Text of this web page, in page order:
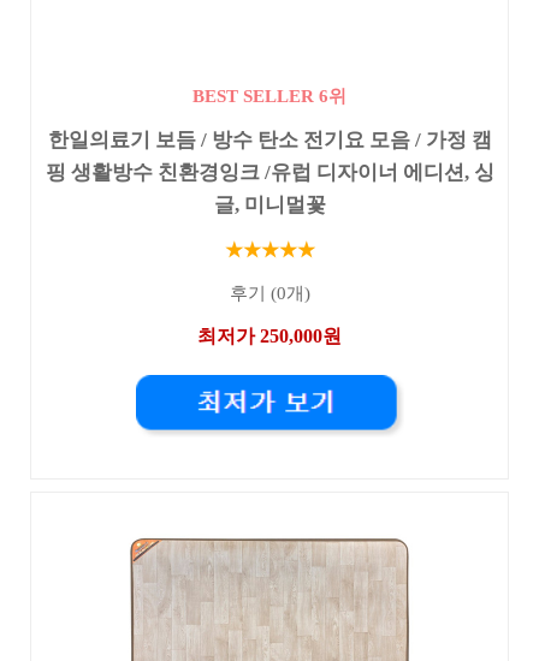
BEST SELLER 6위
한일의료기 보듬 / 방수 탄소 전기요 모음 / 가정 캠
핑 생활방수 친환경잉크 /유럽 디자이너 에디션, 싱
글, 미니멀꽃
★★★★★
후기 (0개)
최저가 250,000원